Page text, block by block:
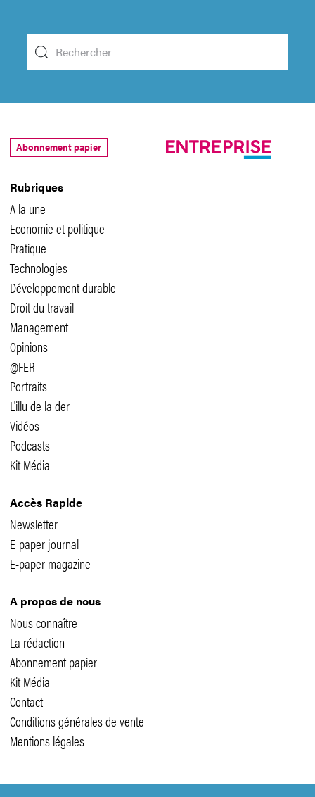
Rubriques
A la une
Economie et politique
Pratique
Technologies
Développement durable
Droit du travail
Management
Opinions
@FER
Portraits
L'illu de la der
Vidéos
Podcasts
Kit Média
Accès Rapide
Newsletter
E-paper journal
E-paper magazine
A propos de nous
Nous connaître
La rédaction
Abonnement papier
Kit Média
Contact
Conditions générales de vente
Mentions légales
Abonnement papier